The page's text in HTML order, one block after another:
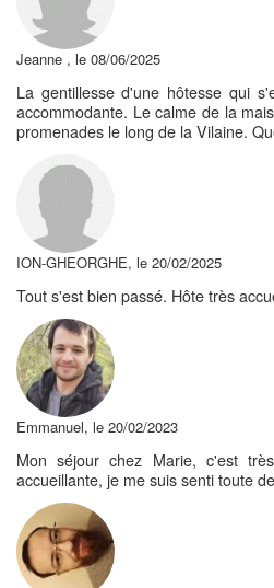
Jeanne , le 08/06/2025
La gentillesse d'une hôtesse qui
accommodante. Le calme de la
promenades le long de la Vilaine.
ION-GHEORGHE, le 20/02/2025
Tout s'est bien passé. Hôte très
Emmanuel, le 20/02/2023
Mon séjour chez Marie, c'est
accueillante, je me suis senti toute